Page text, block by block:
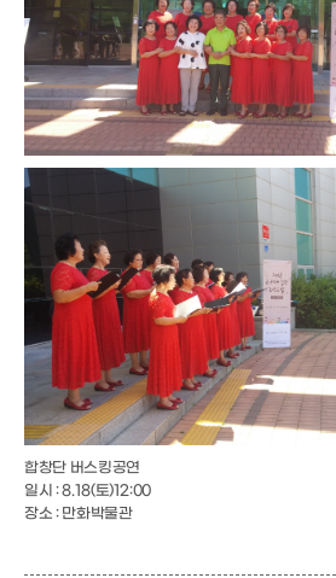
합창단 버스킹공연
일시 : 8.18(토)12:00
장소 : 만화박물관